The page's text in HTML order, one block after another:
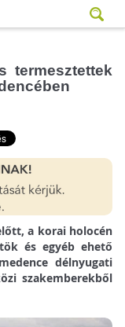
termesztettek
a korai holocén
és egyéb ehető
délnyugati
szakemberekből